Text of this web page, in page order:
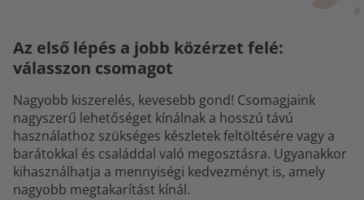
Az első lépés a jobb közérzet felé:
válasszon csomagot
Nagyobb kiszerelés, kevesebb gond! Csomagjaink
nagyszerű lehetőséget kínálnak a hosszú távú
használathoz szükséges készletek feltöltésére vagy a
barátokkal és családdal való megosztásra. Ugyanakkor
kihasználhatja a mennyiségi kedvezményt is, amely
nagyobb megtakarítást kínál.